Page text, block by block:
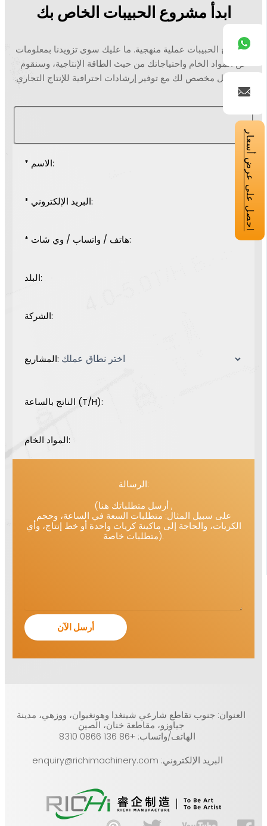
ابدأ مشروع الحبيبات الخاص بك
يُعد إنتاج الحبيبات عملية منهجية. ما عليك سوى تزويدنا بمعلومات
عن المواد الخام واحتياجاتك من حيث الطاقة الإنتاجية، وسنقوم
بإعداد حل مخصص لك مع توفير إرشادات احترافية للإنتاج التجاري.
* الاسم:
* البريد الإلكتروني:
* هاتف / واتساب / وي شات:
البلد:
الشركة:
المشاريع:
الناتج بالساعة (T/H):
المواد الخام:
الرسالة:
(أرسل متطلباتك هنا ,
على سبيل المثال: متطلبات السعة في الساعة، وحجم
الكريات، والحاجة إلى ماكينة كريات واحدة أو خط إنتاج، وأي
متطلبات خاصة).
العنوان: جنوب تقاطع شارعي شينغدا وهونغيوان، ووزهي، مدينة
جياوزو، مقاطعة خنان، الصين
الهاتف/واتساب: +86 136 0866 8310
البريد الإلكتروني: enquiry@richimachinery.com
احصل على عرض أسعار